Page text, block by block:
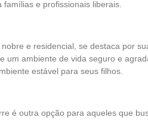
e profissionais liberais.
e residencial, se destaca por
um ambiente de vida seguro e
estável para seus filhos.
é outra opção para aqueles que